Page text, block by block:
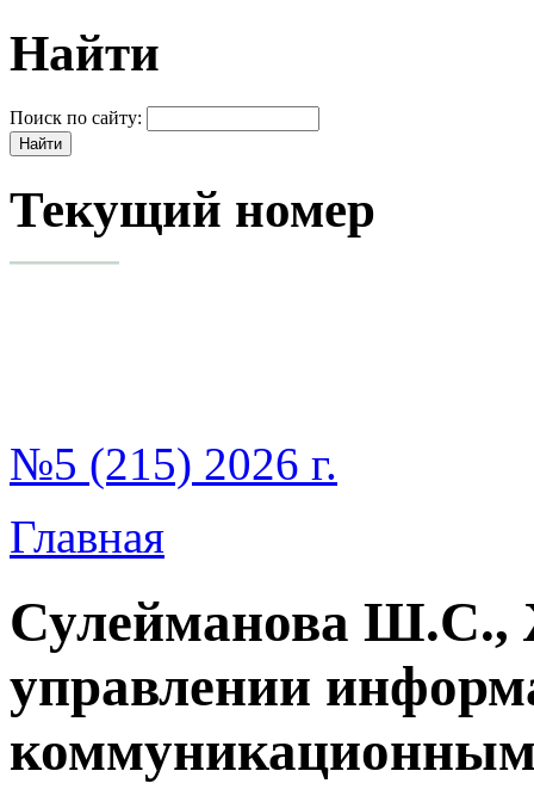
Найти
Поиск по сайту:
Текущий номер
№5 (215) 2026 г.
Главная
Сулейманова Ш.С.,
управлении